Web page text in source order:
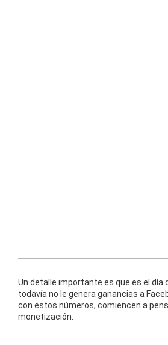
Un detalle importante es que es el día
todavía no le genera ganancias a
con estos números, comiencen a
monetización.